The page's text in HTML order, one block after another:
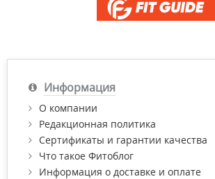
Информация
О компании
Редакционная политика
Сертификаты и гарантии качества
Что такое Фитоблог
Информация о доставке и оплате